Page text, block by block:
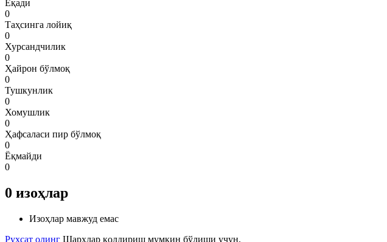
Ёқади
0
Таҳсинга лойиқ
0
Хурсандчилик
0
Ҳайрон бўлмоқ
0
Тушкунлик
0
Хомушлик
0
Ҳафсаласи пир бўлмоқ
0
Ёқмайди
0
0 изоҳлар
Изоҳлар мавжуд емас
Рухсат олинг Шарҳлар қолдириш мумкин бўлиши учун.